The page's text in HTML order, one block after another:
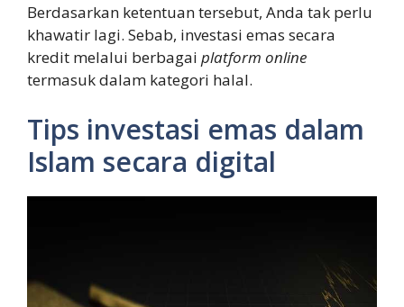
Berdasarkan ketentuan tersebut, Anda tak perlu
khawatir lagi. Sebab, investasi emas secara
kredit melalui berbagai platform online
termasuk dalam kategori halal.
Tips investasi emas dalam
Islam secara digital